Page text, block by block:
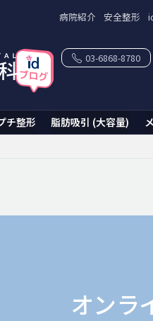
病院紹介 安全整形
チ整形 脂肪吸引 (大容量)
03-6868-8780
オンラ